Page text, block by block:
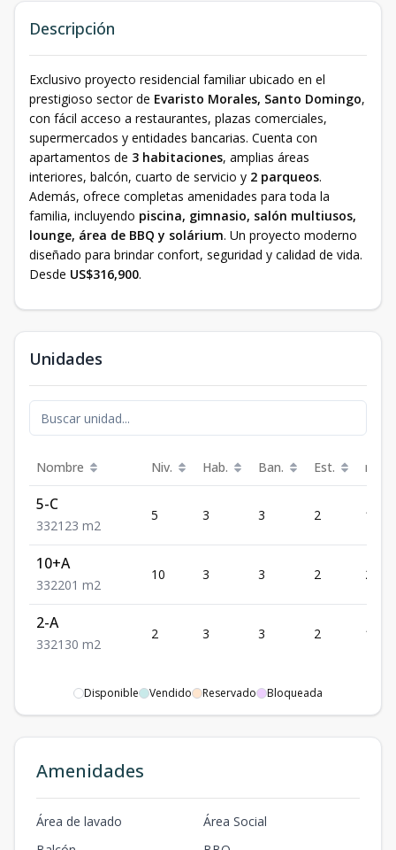
Descripción
Exclusivo proyecto residencial familiar ubicado en el
prestigioso sector de Evaristo Morales, Santo Domingo,
con fácil acceso a restaurantes, plazas comerciales,
supermercados y entidades bancarias. Cuenta con
apartamentos de 3 habitaciones, amplias áreas
interiores, balcón, cuarto de servicio y 2 parqueos.
Además, ofrece completas amenidades para toda la
familia, incluyendo piscina, gimnasio, salón multiusos,
lounge, área de BBQ y solárium. Un proyecto moderno
diseñado para brindar confort, seguridad y calidad de vida.
Desde US$316,900.
Unidades
Nombre Niv. Hab. Ban. Est. m²
5-C
332123 m2
5 3 3 2 123
10+A
332201 m2
10 3 3 2 201
2-A
332130 m2
2 3 3 2 130
Disponible Vendido Reservado Bloqueada
Amenidades
Área de lavado
Área Social